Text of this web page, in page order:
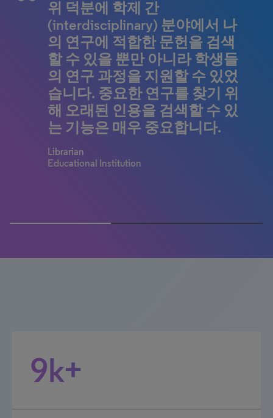
터 현재까지 전 세계적인 규모
의 과학 콘텐츠, 영향력, 협업에
관한 놀라운 보물 같은 데이터
가 담겨 있습니다. 이 포괄적인
범위는 과학, 기술 및 지식 연구
에 없어서는 안 될 리소스로서,
웹 오브 사이언스 없이는 불가
능했을 획기적인 발전을 가능
하게 했습니다...
Brian Uzzi
리 도구를 아직 발견하지 못했
습니다. 데스크톱 앱과 온라인
계정으로 도서관을 쉽게 동기
화할 수 있습니다. 글을 쓰면서
인용하기 쉽고(Cite While You
Write-CWYW), 온라인에서 호
환되는 스타일을 쉽게 찾을 수
있습니다.
Valued customer
위 덕분에 학제 간
(interdisciplinary) 분야에서 나
의 연구에 적합한 문헌을 검색
할 수 있을 뿐만 아니라 학생들
의 연구 과정을 지원할 수 있었
습니다. 중요한 연구를 찾기 위
해 오래된 인용을 검색할 수 있
는 기능은 매우 중요합니다.
Librarian
Educational Institution
는 색인 기능과 학생들이 특정
주제 범주에 집중할 수 있는 용
이성 면에서 타의 추종을 불허
합니다. 학부생들은 검색 주제
를 구체화하는 방법에 대한 새
로운 관점을 얻고 특정 기간 내
에 어떤 분야의 논문이 더 활발
하게 연구되고 있는지 빠르게
확인할 수 있습니다.
Alison Ricker
유용한 도구라고 생각합니다.
국가/연방 펀딩을 기반으로 알
림을 생성하여 우리 기관 리포
지토리의 아티클 모집 우선순
위를 정하는 것부터 공동 인용
분석과 관련된 제 자신의 연구,
다양한 주제 분야의 학생 연구
자를 돕는 것까지 Web of
Science는 놀라울 정도로 다재
다능합니다!
같은 호환 도구 덕분에 연구를
더 쉽게 할 수 있고 혁신의 최전
선에서 계속 선두를 달릴 수 있
습니다.
Early Career Researcher
Human and Environmental Physiology
Research Unit
9k+